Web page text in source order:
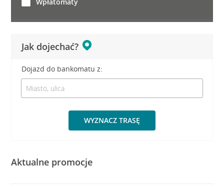
Jak dojechać?
Dojazd do bankomatu z:
WYZNACZ TRASĘ
Aktualne promocje